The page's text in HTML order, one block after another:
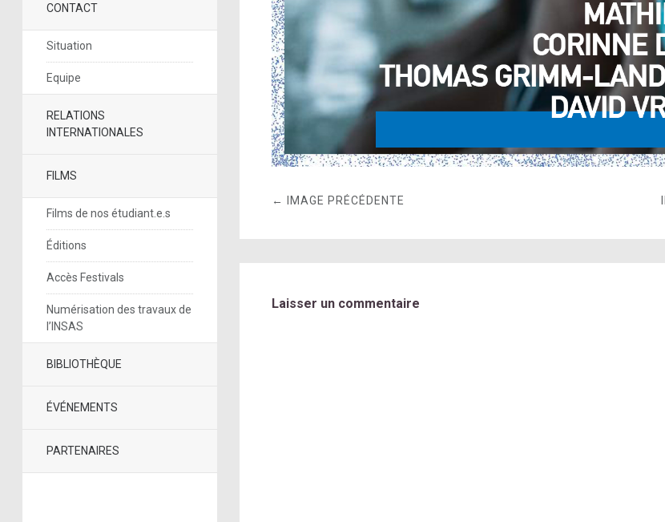
CONTACT
Situation
Equipe
RELATIONS
INTERNATIONALES
FILMS
Films de nos étudiant.e.s
Éditions
Accès Festivals
Numérisation des travaux de
l’INSAS
BIBLIOTHÈQUE
ÉVÉNEMENTS
PARTENAIRES
← IMAGE PRÉCÉDENTE
Laisser un commentaire